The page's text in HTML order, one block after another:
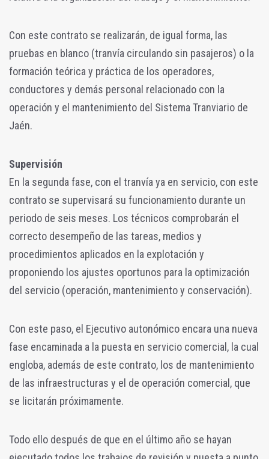
Con este contrato se realizarán, de igual forma, las
pruebas en blanco (tranvía circulando sin pasajeros) o la
formación teórica y práctica de los operadores,
conductores y demás personal relacionado con la
operación y el mantenimiento del Sistema Tranviario de
Jaén.
Supervisión
En la segunda fase, con el tranvía ya en servicio, con este
contrato se supervisará su funcionamiento durante un
periodo de seis meses. Los técnicos comprobarán el
correcto desempeño de las tareas, medios y
procedimientos aplicados en la explotación y
proponiendo los ajustes oportunos para la optimización
del servicio (operación, mantenimiento y conservación).
Con este paso, el Ejecutivo autonómico encara una nueva
fase encaminada a la puesta en servicio comercial, la cual
engloba, además de este contrato, los de mantenimiento
de las infraestructuras y el de operación comercial, que
se licitarán próximamente.
Todo ello después de que en el último año se hayan